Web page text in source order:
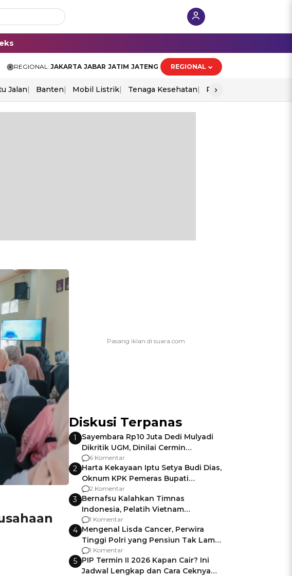
REGIONAL: JAKARTA JABAR JATIM JATENG REGIONAL
Jalan Banten Mobil Listrik Tenaga Kesehatan Perang As-Iran
›
Diskusi Terpanas
1
Sayembara Rp10 Juta Dedi Mulyadi
Dikritik UGM, Dinilai Cermin
Gagalnya Negara Jamin Keamanan
6 Komentar
2 Harta Kekayaan Iptu Setya Budi Dias,
Oknum KPK Pemeras Bupati
Pemalang
2 Komentar
3 Bernafsu Kalahkan Timnas
Indonesia, Pelatih Vietnam
Berencana Pakai Jimat di Pakansari
1 Komentar
4 Mengenal Lisda Cancer, Perwira
Tinggi Polri yang Pensiun Tak Lama
Usai Jadi Brigjen
1 Komentar
5 PIP Termin II 2026 Kapan Cair? Ini
Jadwal Lengkap dan Cara Ceknya